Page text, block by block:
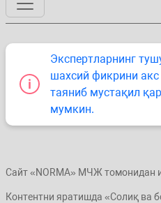
Экспертларнинг
шахсий фикрини акс
таяниб мустақил
мумкин.
Сайт «NORMA» МЧЖ томонидан
Контентни яратишда «Солиқ ва